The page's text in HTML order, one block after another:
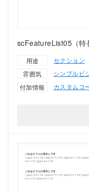
scFeatureList05（特
用途
セクション
雰囲気
シンプルビ
付加情報
カスタムコ